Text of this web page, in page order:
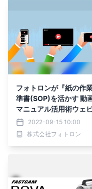
フォトロンが『紙の作
準書(SOP)を活かす 動
マニュアル活用術ウェ
ー』を9月28日に開催
2022-09-15 10:00
株式会社フォトロン